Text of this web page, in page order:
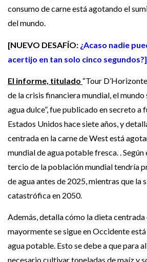
consumo de carne está agotando el
del mundo.
[NUEVO DESAFÍO: ¿Acaso nadie
acertijo en tan solo cinco segundos?]
El informe, titulado “Tour
de la crisis financiera mundial, el mundo
agua dulce”, fue publicado en secreto a
Estados Unidos hace siete años, y
centrada en la carne de West está
mundial de agua potable fresca. .
tercio de la población mundial tendría
de agua antes de 2025, mientras que la
catastrófica en 2050.
Además, detalla cómo la dieta centrada
mayormente se sigue en Occidente
agua potable. Esto se debe a que para
necesario cultivar toneladas de maíz y